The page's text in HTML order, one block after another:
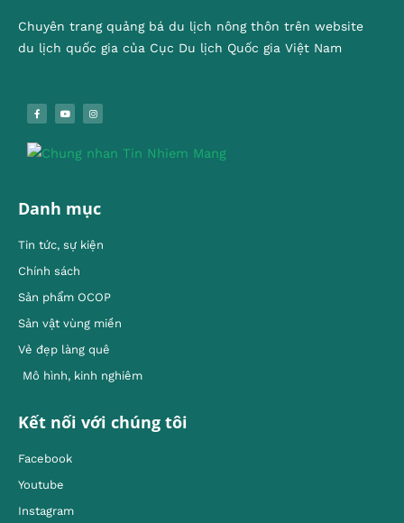
Chuyên trang quảng bá du lịch nông thôn trên website
du lịch quốc gia của Cục Du lịch Quốc gia Việt Nam
Danh mục
Tin tức, sự kiện
Chính sách
Sản phẩm OCOP
Sản vật vùng miền
Vẻ đẹp làng quê
Mô hình, kinh nghiêm
Kết nối với chúng tôi
Facebook
Youtube
Instagram